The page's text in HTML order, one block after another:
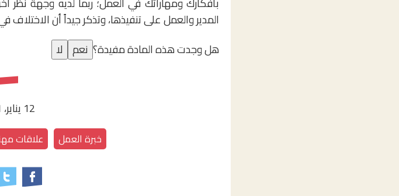
المدير والعمل على تنفيذها، وتذكر جيداً أن الاختلاف
هل وجدت هذه المادة مفيدة؟ نعم لا
12 يناير، 2021
خبرة العمل علاقات